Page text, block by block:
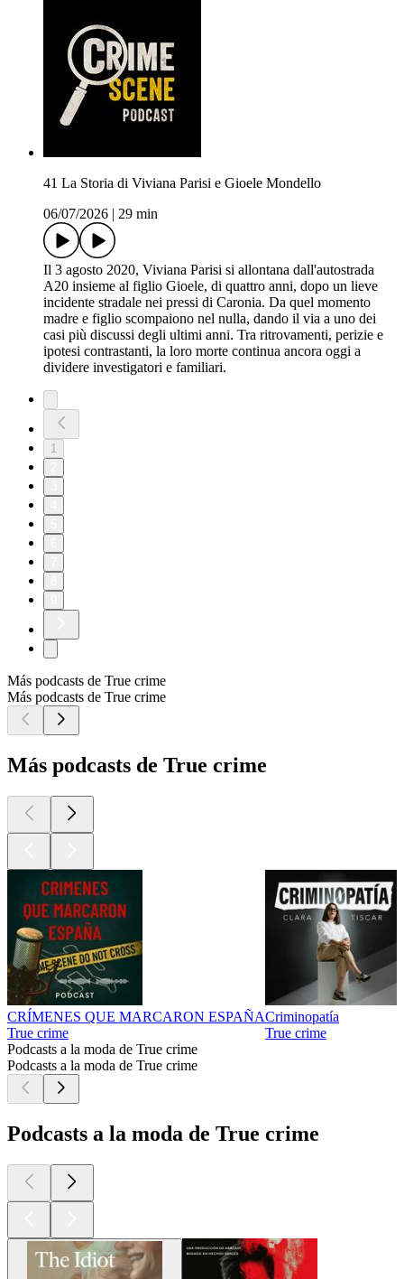
41 La Storia di Viviana Parisi e Gioele Mondello
06/07/2026
29 min
Il 3 agosto 2020, Viviana Parisi si allontana dall'autostrada
A20 insieme al figlio Gioele, di quattro anni, dopo un lieve
incidente stradale nei pressi di Caronia. Da quel momento
madre e figlio scompaiono nel nulla, dando il via a uno dei
casi più discussi degli ultimi anni. Tra ritrovamenti, perizie e
ipotesi contrastanti, la loro morte continua ancora oggi a
dividere investigatori e familiari.
1
Más podcasts de True crime
Más podcasts de True crime
Más podcasts de True crime
CRÍMENES QUE MARCARON ESPAÑA
True crime
Criminopatía
True crime
Podcasts a la moda de True crime
Podcasts a la moda de True crime
Podcasts a la moda de True crime